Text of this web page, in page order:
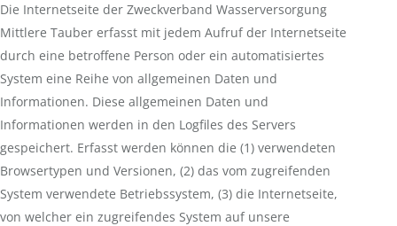
Die Internetseite der Zweckverband Wasserversorgung
Mittlere Tauber erfasst mit jedem Aufruf der Internetseite
durch eine betroffene Person oder ein automatisiertes
System eine Reihe von allgemeinen Daten und
Informationen. Diese allgemeinen Daten und
Informationen werden in den Logfiles des Servers
gespeichert. Erfasst werden können die (1) verwendeten
Browsertypen und Versionen, (2) das vom zugreifenden
System verwendete Betriebssystem, (3) die Internetseite,
von welcher ein zugreifendes System auf unsere